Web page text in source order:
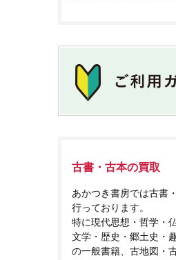
古書・古本の買取
あかつき書房では古書
行っております。
特に現代思想・哲学・
文学・歴史・郷土史・
の一般書籍、古地図・